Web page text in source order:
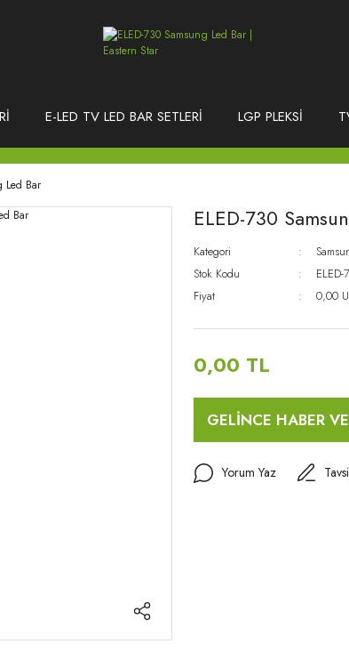
E-LED TV LED BAR SETLERİ LGP PLEKSİ
Led Bar
ELED-730
Kategori
Stok Kodu
ELED-
Fiyat
0,00
0,00 TL
GELİNCE HABER
Yorum Yaz